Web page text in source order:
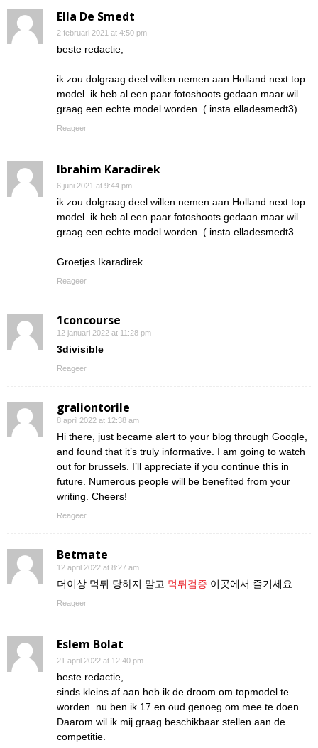
Ella De Smedt
2 februari 2021 at 4:50 pm
beste redactie,
ik zou dolgraag deel willen nemen aan Holland next top
model. ik heb al een paar fotoshoots gedaan maar wil
graag een echte model worden. ( insta elladesmedt3)
Reageer
Ibrahim Karadirek
6 juni 2021 at 9:44 pm
ik zou dolgraag deel willen nemen aan Holland next top
model. ik heb al een paar fotoshoots gedaan maar wil
graag een echte model worden. ( insta elladesmedt3
Groetjes Ikaradirek
Reageer
1concourse
12 januari 2022 at 11:28 pm
3divisible
Reageer
graliontorile
8 april 2022 at 12:38 am
Hi there, just became alert to your blog through Google,
and found that it’s truly informative. I am going to watch
out for brussels. I’ll appreciate if you continue this in
future. Numerous people will be benefited from your
writing. Cheers!
Reageer
Betmate
12 april 2022 at 8:27 am
더이상 먹튀 당하지 말고 먹튀검증 이곳에서 즐기세요
Reageer
Eslem Bolat
21 april 2022 at 12:40 pm
beste redactie,
sinds kleins af aan heb ik de droom om topmodel te
worden. nu ben ik 17 en oud genoeg om mee te doen.
Daarom wil ik mij graag beschikbaar stellen aan de
competitie.